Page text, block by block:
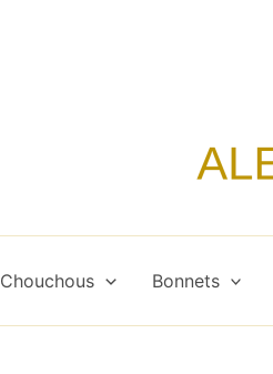
Chouchous Bonnets